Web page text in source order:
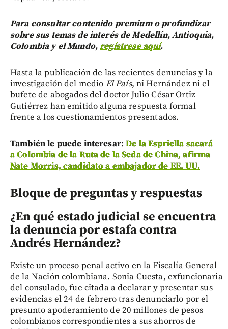
Para consultar contenido premium o profundizar
sobre sus temas de interés de Medellín, Antioquia,
Colombia y el Mundo,regístrese aquí.
Hasta la publicación de las recientes denuncias y la
investigación del medio El País, ni Hernández ni el
bufete de abogados del doctor Julio César Ortiz
Gutiérrez han emitido alguna respuesta formal
frente a los cuestionamientos presentados.
También le puede interesar:De la Espriella sacará
a Colombia de la Ruta de la Seda de China, afirma
Nate Morris, candidato a embajador de EE. UU.
Bloque de preguntas y respuestas
¿En qué estado judicial se encuentra
la denuncia por estafa contra
Andrés Hernández?
Existe un proceso penal activo en la Fiscalía General
de la Nación colombiana. Sonia Cuesta, exfuncionaria
del consulado, fue citada a declarar y presentar sus
evidencias el 24 de febrero tras denunciarlo por el
presunto apoderamiento de 20 millones de pesos
colombianos correspondientes a sus ahorros de